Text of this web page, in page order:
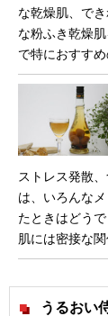
な乾燥肌、で
な粉ふき乾燥
で特におすす
ストレス発散
は、いろんな
たときはどう
肌には密接な関
うるおい